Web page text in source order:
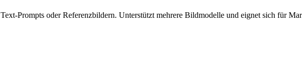
Prompts oder Referenzbildern. Unterstützt mehrere Bildmodelle und eignet sich für